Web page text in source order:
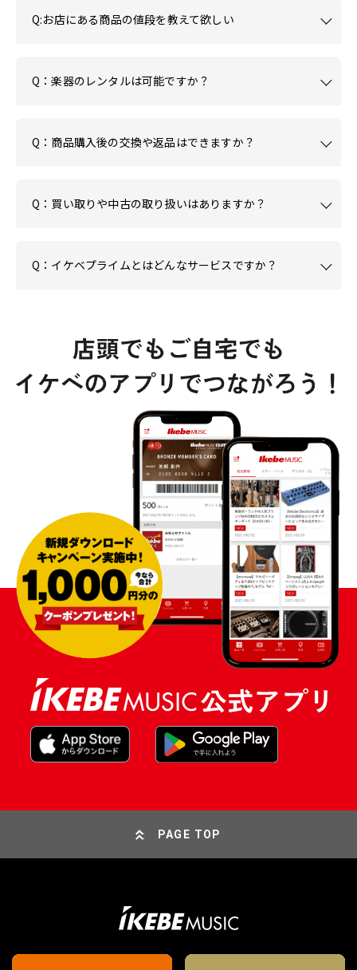
Q:お店にある商品の値段を教えて欲しい
Q：楽器のレンタルは可能ですか？
Q：商品購入後の交換や返品はできますか？
Q：買い取りや中古の取り扱いはありますか？
Q：イケベプライムとはどんなサービスですか？
PAGE TOP